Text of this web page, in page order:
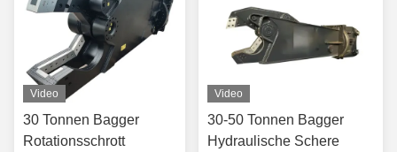
Video
30 Tonnen Bagger
Rotationsschrott
Video
30-50 Tonnen Bagger
Hydraulische Schere